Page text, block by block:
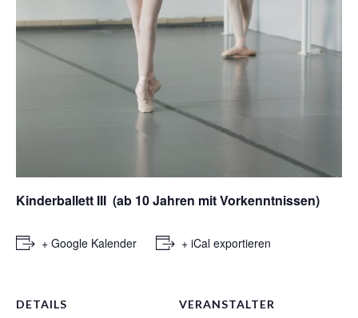
Kinderballett III (ab 10 Jahren mit Vorkenntnissen)
+ Google Kalender + iCal exportieren
DETAILS
VERANSTALTER